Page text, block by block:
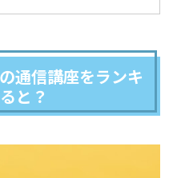
通信講座をランキ
と？